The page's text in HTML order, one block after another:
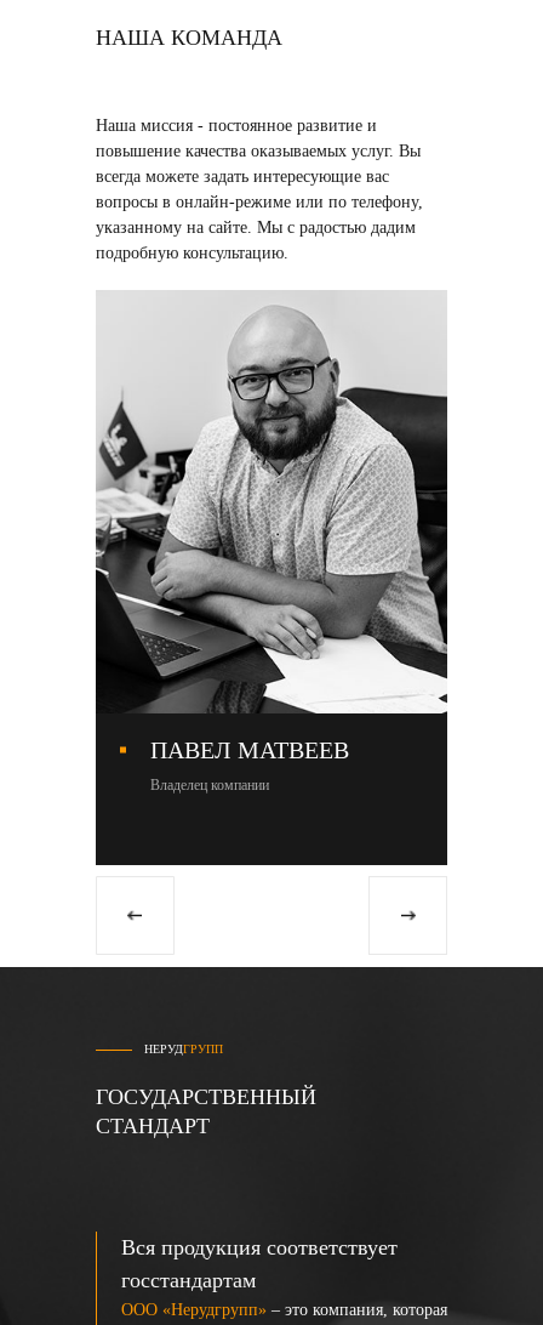
НАША КОМАНДА
Наша миссия - постоянное развитие и
повышение качества оказываемых услуг. Вы
всегда можете задать интересующие вас
вопросы в онлайн-режиме или по телефону,
указанному на сайте. Мы с радостью дадим
подробную консультацию.
ПАВЕЛ МАТВЕЕВ
Владелец компании
НЕРУДГРУПП
ГОСУДАРСТВЕННЫЙ
СТАНДАРТ
Вся продукция соответствует
госстандартам
ООО «Нерудгрупп» – это компания, которая